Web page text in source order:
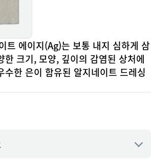
트 에이지(Ag)는 보통 내지 심하게 삼
한 크기, 모양, 깊이의 감염된 상처에
수한 은이 함유된 알지네이트 드레싱